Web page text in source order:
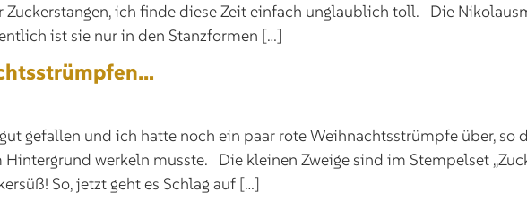
ich finde diese Zeit einfach unglaublich toll. Die
ist sie nur in den Stanzformen […]
gefallen und ich hatte noch ein paar rote Weihnachtsstrümpfe über, so
werkeln musste. Die kleinen Zweige sind im Stempelset
So, jetzt geht es Schlag auf […]